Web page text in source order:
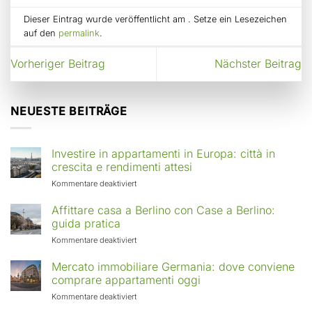
Dieser Eintrag wurde veröffentlicht am . Setze ein Lesezeichen
auf den permalink.
Vorheriger Beitrag Nächster Beitrag
NEUESTE BEITRÄGE
Investire in appartamenti in Europa: città in
crescita e rendimenti attesi
Kommentare deaktiviertfür
in
Europa:
in
crescita
rendimenti
Affittare casa a Berlino con Case a Berlino:
guida pratica
Kommentare deaktiviertfür
casa
a
Berlino
con
Mercato immobiliare Germania: dove conviene
comprare appartamenti oggi
Kommentare deaktiviertfür